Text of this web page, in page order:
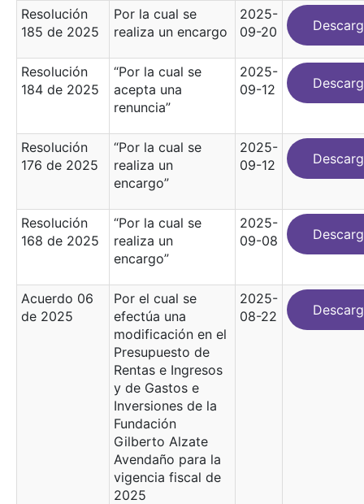
Resolución
185 de 2025
Por la cual se
realiza un encargo
2025-
09-20
Resolución
184 de 2025
“Por la cual se
acepta una
renuncia”
2025-
09-12
Resolución
176 de 2025
“Por la cual se
realiza un
encargo”
2025-
09-12
Resolución
168 de 2025
“Por la cual se
realiza un
encargo”
2025-
09-08
Acuerdo 06
de 2025
Por el cual se
efectúa una
modificación en el
Presupuesto de
Rentas e Ingresos
y de Gastos e
Inversiones de la
Fundación
Gilberto Alzate
Avendaño para la
vigencia fiscal de
2025
2025-
08-22